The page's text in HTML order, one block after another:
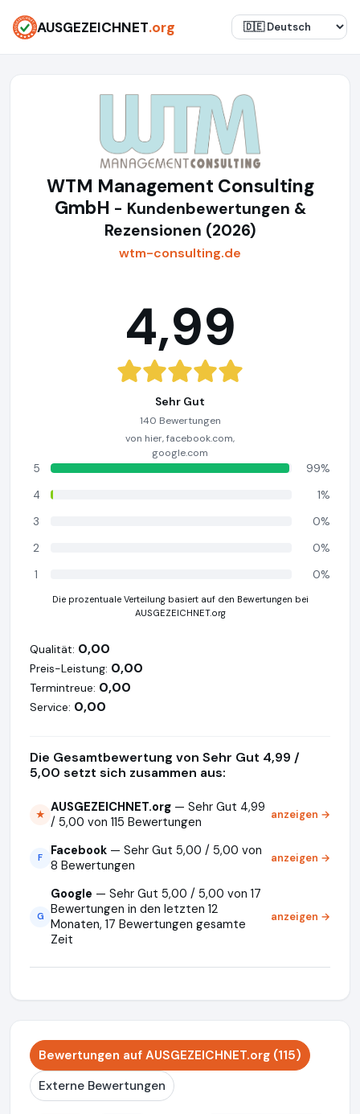
AUSGEZEICHNET.org
WTM Management Consulting
GmbH - Kundenbewertungen &
Rezensionen (2026)
wtm-consulting.de
4,99
Sehr Gut
140 Bewertungen
von hier, facebook.com,
google.com
5
99%
4
1%
3
0%
2
0%
1
0%
Die prozentuale Verteilung basiert auf den Bewertungen bei
AUSGEZEICHNET.org
Qualität: 0,00
Preis-Leistung: 0,00
Termintreue: 0,00
Service: 0,00
Die Gesamtbewertung von Sehr Gut 4,99 /
5,00 setzt sich zusammen aus:
★ AUSGEZEICHNET.org — Sehr Gut 4,99
/ 5,00 von 115 Bewertungen
anzeigen →
F Facebook — Sehr Gut 5,00 / 5,00 von
8 Bewertungen
anzeigen →
G
Google — Sehr Gut 5,00 / 5,00 von 17
Bewertungen in den letzten 12
Monaten, 17 Bewertungen gesamte
Zeit
anzeigen →
Bewertungen auf AUSGEZEICHNET.org (115)
Externe Bewertungen